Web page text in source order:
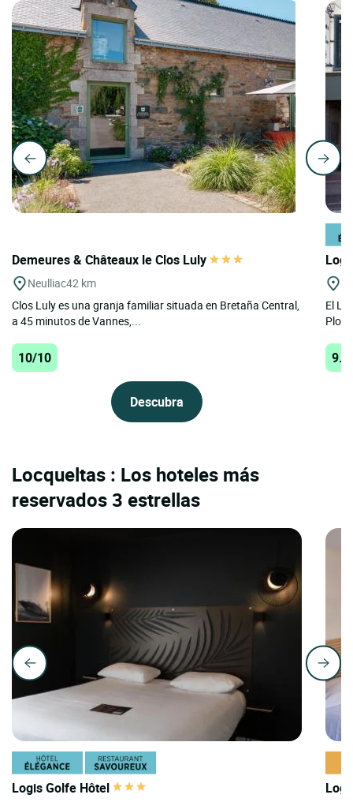
Demeures & Châteaux le Clos Luly
Neulliac42 km
Clos Luly es una granja familiar situada en Bretaña Central,
a 45 minutos de Vannes,...
10/10
Descubra
El
Locqueltas : Los hoteles más
reservados 3 estrellas
Logis Golfe Hôtel